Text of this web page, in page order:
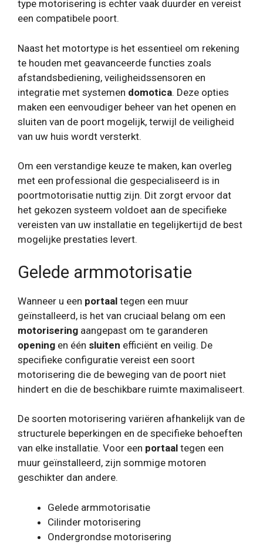
type motorisering is echter vaak duurder en vereist
een compatibele poort.
Naast het motortype is het essentieel om rekening
te houden met geavanceerde functies zoals
afstandsbediening, veiligheidssensoren en
integratie met systemen domotica. Deze opties
maken een eenvoudiger beheer van het openen en
sluiten van de poort mogelijk, terwijl de veiligheid
van uw huis wordt versterkt.
Om een ​​verstandige keuze te maken, kan overleg
met een professional die gespecialiseerd is in
poortmotorisatie nuttig zijn. Dit zorgt ervoor dat
het gekozen systeem voldoet aan de specifieke
vereisten van uw installatie en tegelijkertijd de best
mogelijke prestaties levert.
Gelede armmotorisatie
Wanneer u een portaal tegen een muur
geïnstalleerd, is het van cruciaal belang om een
motorisering aangepast om te garanderen
opening en één sluiten efficiënt en veilig. De
specifieke configuratie vereist een soort
motorisering die de beweging van de poort niet
hindert en die de beschikbare ruimte maximaliseert.
De soorten motorisering variëren afhankelijk van de
structurele beperkingen en de specifieke behoeften
van elke installatie. Voor een portaal tegen een
muur geïnstalleerd, zijn sommige motoren
geschikter dan andere.
Gelede armmotorisatie
Cilinder motorisering
Ondergrondse motorisering